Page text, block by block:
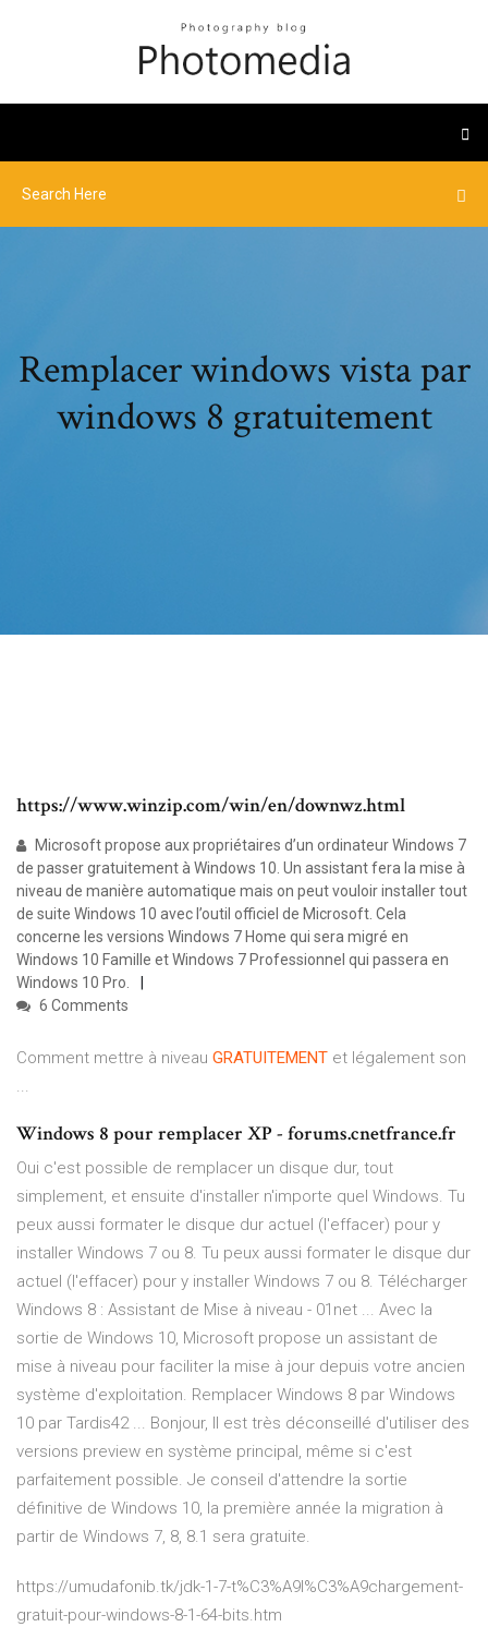
Remplacer windows vista par
windows 8 gratuitement
https://www.winzip.com/win/en/downwz.html
Microsoft propose aux propriétaires d’un ordinateur Windows 7
de passer gratuitement à Windows 10. Un assistant fera la mise à
niveau de manière automatique mais on peut vouloir installer tout
de suite Windows 10 avec l’outil officiel de Microsoft. Cela
concerne les versions Windows 7 Home qui sera migré en
Windows 10 Famille et Windows 7 Professionnel qui passera en
Windows 10 Pro.
6 Comments
Comment mettre à niveau GRATUITEMENT et légalement son
...
Windows 8 pour remplacer XP - forums.cnetfrance.fr
Oui c'est possible de remplacer un disque dur, tout
simplement, et ensuite d'installer n'importe quel Windows. Tu
peux aussi formater le disque dur actuel (l'effacer) pour y
installer Windows 7 ou 8. Tu peux aussi formater le disque dur
actuel (l'effacer) pour y installer Windows 7 ou 8. Télécharger
Windows 8 : Assistant de Mise à niveau - 01net ... Avec la
sortie de Windows 10, Microsoft propose un assistant de
mise à niveau pour faciliter la mise à jour depuis votre ancien
système d'exploitation. Remplacer Windows 8 par Windows
10 par Tardis42 ... Bonjour, Il est très déconseillé d'utiliser des
versions preview en système principal, même si c'est
parfaitement possible. Je conseil d'attendre la sortie
définitive de Windows 10, la première année la migration à
partir de Windows 7, 8, 8.1 sera gratuite.
https://umudafonib.tk/jdk-1-7-t%C3%A9l%C3%A9chargement-
gratuit-pour-windows-8-1-64-bits.htm